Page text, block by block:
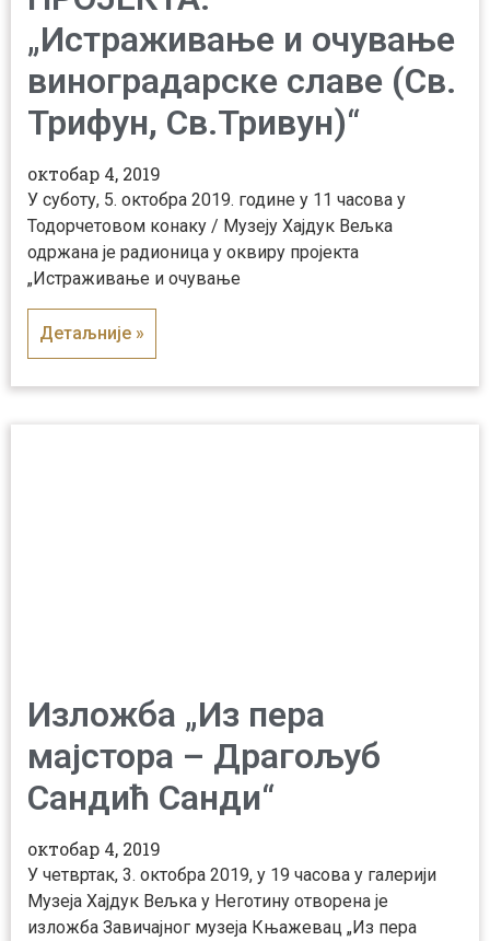
„Истраживање и очување
виноградарске славе (Св.
Трифун, Св.Тривун)“
октобар 4, 2019
У суботу, 5. октобра 2019. године у 11 часова у
Тодорчетовом конаку / Музеју Хајдук Вељка
одржана je радионица у оквиру пројекта
„Истраживање и очување
Детаљније »
Изложба „Из пера
мајстора – Драгољуб
Сандић Санди“
октобар 4, 2019
У четвртак, 3. октобра 2019, у 19 часова у галерији
Музеја Хајдук Вељка у Неготину отворена је
изложба Завичајног музеја Књажевац „Из пера